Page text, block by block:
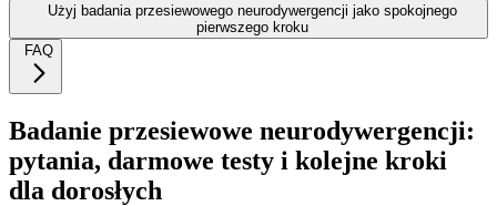
Użyj badania przesiewowego neurodywergencji jako spokojnego
pierwszego kroku
FAQ
Badanie przesiewowe neurodywergencji:
pytania, darmowe testy i kolejne kroki
dla dorosłych